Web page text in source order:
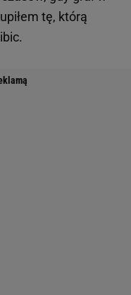
tę, którą